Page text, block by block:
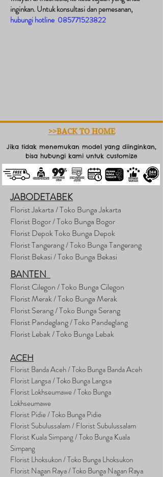
inginkan. Untuk konsultasi dan pemesanan,
hubungi hotline 085771523822
>>BACK TO HOME
Jika tidak menemukan model yang diinginkan,
bisa hubungi kami untuk customize
JABODETABEK
Florist Jakarta / Toko Bunga Jakarta
Florist Bogor / Toko Bunga Bogor
Florist Depok Toko Bunga Depok
Florist Tangerang / Toko Bunga Tangerang
Florist Bekasi / Toko Bunga Bekasi
BANTEN
Florist Cilegon / Toko Bunga Cilegon
Florist Merak / Toko Bunga Merak
Florist Serang / Toko Bunga Serang
Florist Pandeglang / Toko Pandeglang
Florist Lebak / Toko Bunga Lebak
ACEH
Florist Banda Aceh / Toko Bunga Banda Aceh
Florist Langsa / Toko Bunga Langsa
Florist Lokhseumawe / Toko Bunga
Lokhseumawe
Florist Pidie / Toko Bunga Pidie
Florist Subulussalam / Florist Subulussalam
Florist Kuala Simpang / Toko Bunga Kuala
Simpang
Florist Lhoksukon / Toko Bunga Lhoksukon
Florist Nagan Raya / Toko Bunga Nagan Raya